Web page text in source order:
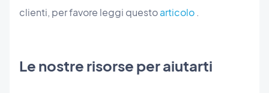
clienti, per favore leggi questoarticolo .
Le nostre risorse per aiutarti